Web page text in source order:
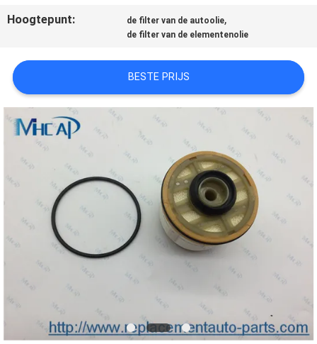
PRIVACY
POLICY
Hoogtepunt: de filter van de autoolie,
de filter van de elementenolie
BESTE PRIJS